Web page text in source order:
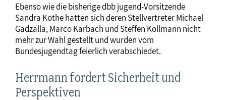
Ebenso wie die bisherige dbb jugend-Vorsitzende
Sandra Kothe hatten sich deren Stellvertreter Michael
Gadzalla, Marco Karbach und Steffen Kollmann nicht
mehr zur Wahl gestellt und wurden vom
Bundesjugendtag feierlich verabschiedet.
Herrmann fordert Sicherheit und
Perspektiven